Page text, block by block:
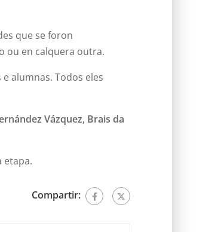
que se foron
ou en calquera outra.
alumnas. Todos eles
Vázquez, Brais da
etapa.
Compartir: